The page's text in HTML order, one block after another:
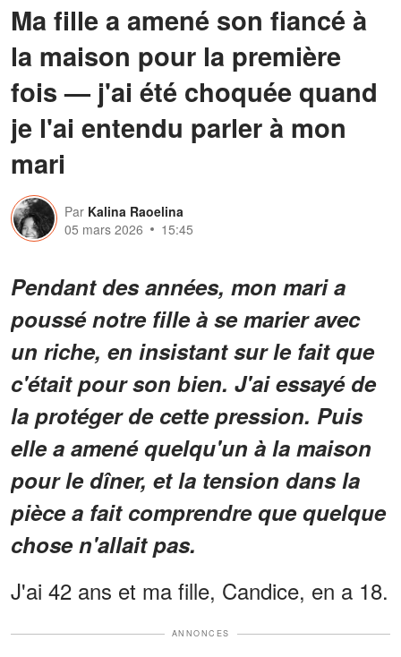
Ma fille a amené son fiancé à
la maison pour la première
fois — j'ai été choquée quand
je l'ai entendu parler à mon
mari
Par Kalina Raoelina
05 mars 2026
15:45
Pendant des années, mon mari a
poussé notre fille à se marier avec
un riche, en insistant sur le fait que
c'était pour son bien. J'ai essayé de
la protéger de cette pression. Puis
elle a amené quelqu'un à la maison
pour le dîner, et la tension dans la
pièce a fait comprendre que quelque
chose n'allait pas.
J'ai 42 ans et ma fille, Candice, en a 18.
ANNONCES